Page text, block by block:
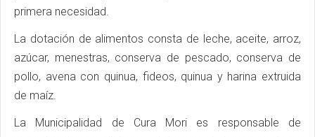
primera necesidad.
La dotación de alimentos consta de leche, aceite, arroz,
azúcar, menestras, conserva de pescado, conserva de
pollo, avena con quinua, fideos, quinua y harina extruida
de maíz.
La Municipalidad de Cura Mori es responsable de